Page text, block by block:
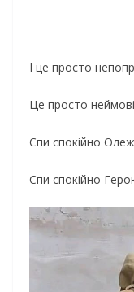
І це просто
Це просто
Спи спокійно
Спи спокійно